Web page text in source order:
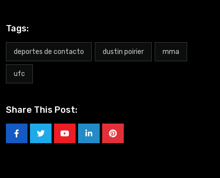
Tags:
deportes de contacto dustin poirier mma
ufc
Share This Post: